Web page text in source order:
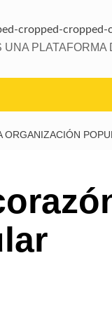
ORGANIZACIÓN